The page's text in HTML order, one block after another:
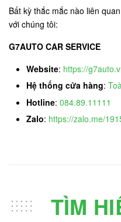
Bất kỳ thắc mắc nào liên
với chúng tôi:
G7AUTO CAR SERVICE
Website: https://
Hệ thống cửa hàng:
Hotline: 084.89.11111
Zalo: https://zalo.me/
TÌM